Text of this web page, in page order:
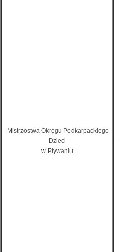
Mistrzostwa Okręgu Podkarpackiego
Dzieci
w Pływaniu